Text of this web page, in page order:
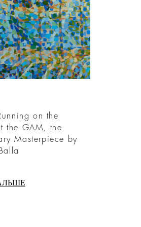
on the
the GAM, the
Masterpiece by